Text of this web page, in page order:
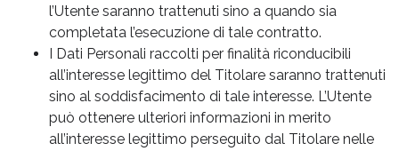
l’Utente saranno trattenuti sino a quando sia
completata l’esecuzione di tale contratto.
I Dati Personali raccolti per finalità riconducibili
all’interesse legittimo del Titolare saranno trattenuti
sino al soddisfacimento di tale interesse. L’Utente
può ottenere ulteriori informazioni in merito
all’interesse legittimo perseguito dal Titolare nelle